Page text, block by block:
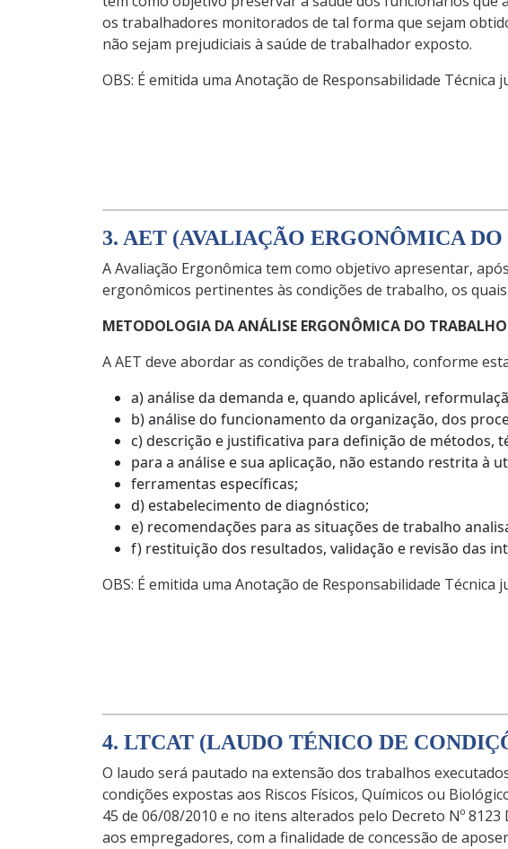
os trabalhadores monitorados de tal forma que sejam
não sejam prejudiciais à saúde de trabalhador exposto.
OBS: É emitida uma Anotação de Responsabilidade
3. AET (AVALIAÇÃO ERGONÔMICA
A Avaliação Ergonômica tem como objetivo apresentar,
ergonômicos pertinentes às condições de trabalho, os
METODOLOGIA DA ANÁLISE ERGONÔMICA DO
A AET deve abordar as condições de trabalho, conforme
a) análise da demanda e, quando aplicável,
b) análise do funcionamento da organização, dos
c) descrição e justificativa para definição de métodos,
para a análise e sua aplicação, não estando restrita à
ferramentas específicas;
d) estabelecimento de diagnóstico;
e) recomendações para as situações de trabalho
f) restituição dos resultados, validação e revisão das
OBS: É emitida uma Anotação de Responsabilidade
4. LTCAT (LAUDO TÉNICO DE
O laudo será pautado na extensão dos trabalhos
condições expostas aos Riscos Físicos, Químicos ou
45 de 06/08/2010 e no itens alterados pelo Decreto Nº
aos empregadores, com a finalidade de concessão de